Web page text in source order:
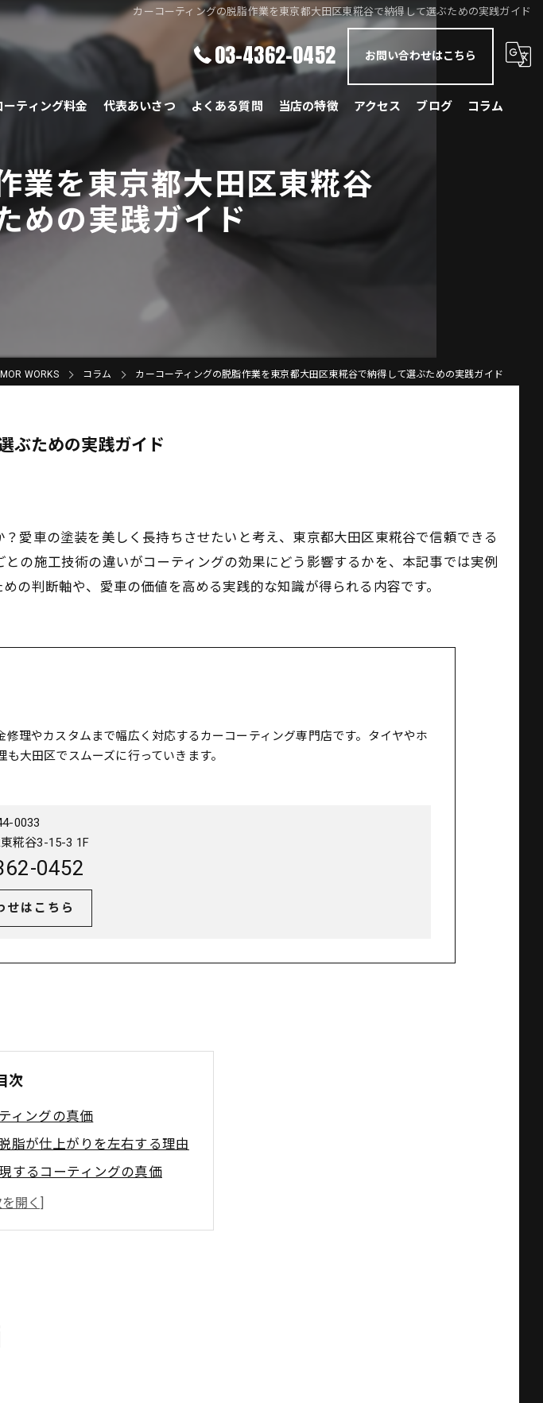
カーコーティングの脱脂作業を東京都大田区東糀谷で納得して選ぶための実践ガイド
03-4362-0452 お問い合わせはこちら
ーティング料金 代表あいさつ よくある質問 当店の特徴
BMW
アクセス ブログ コラム
業を東京都大田区東糀谷
めの実践ガイド
WORKS コラム カーコーティングの脱脂作業を東京都大田区東糀谷で納得して選ぶための実践ガイド
ぶための実践ガイド
愛車の塗装を美しく長持ちさせたいと考え、東京都大田区東糀谷で信頼できる
の施工技術の違いがコーティングの効果にどう影響するかを、本記事では実例
の判断軸や、愛車の価値を高める実践的な知識が得られる内容です。
理やカスタムまで幅広く対応するカーコーティング専門店です。タイヤやホ
大田区でスムーズに行っていきます。
0033
糀谷3-15-3 1F
0452
せはこちら
次
ィングの真価
脂が仕上がりを左右する理由
するコーティングの真価
ィングの耐久性に与える影響
コーティングの下地処理
れる脱脂作業の特徴とは
業が持つ安心感と効果